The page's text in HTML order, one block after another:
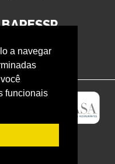
a navegar
funcionais